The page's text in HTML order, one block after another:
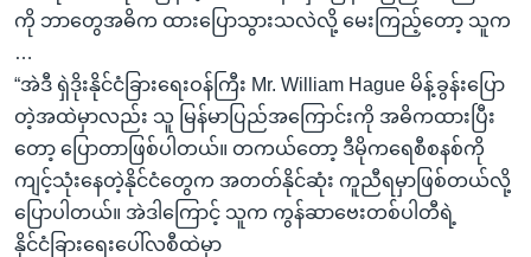
ကို ဘာတွေအဓိက ထားပြောသွားသလဲလို့ မေးကြည့်တော့ သူက
…
“အဲဒီ ရှဲဒိုးနိုင်ငံခြားရေးဝန်ကြီး Mr. William Hague မိန့်ခွန်းပြော
တဲ့အထဲမှာလည်း သူ မြန်မာပြည်အကြောင်းကို အဓိကထားပြီး
တော့ ပြောတာဖြစ်ပါတယ်။ တကယ်တော့ ဒီမိုကရေစီစနစ်ကို
ကျင့်သုံးနေတဲ့နိုင်ငံတွေက အတတ်နိုင်ဆုံး ကူညီရမှာဖြစ်တယ်လို့
ပြောပါတယ်။ အဲဒါကြောင့် သူက ကွန်ဆာဗေးတစ်ပါတီရဲ့
နိုင်ငံခြားရေးပေါ်လစီထဲမှာ